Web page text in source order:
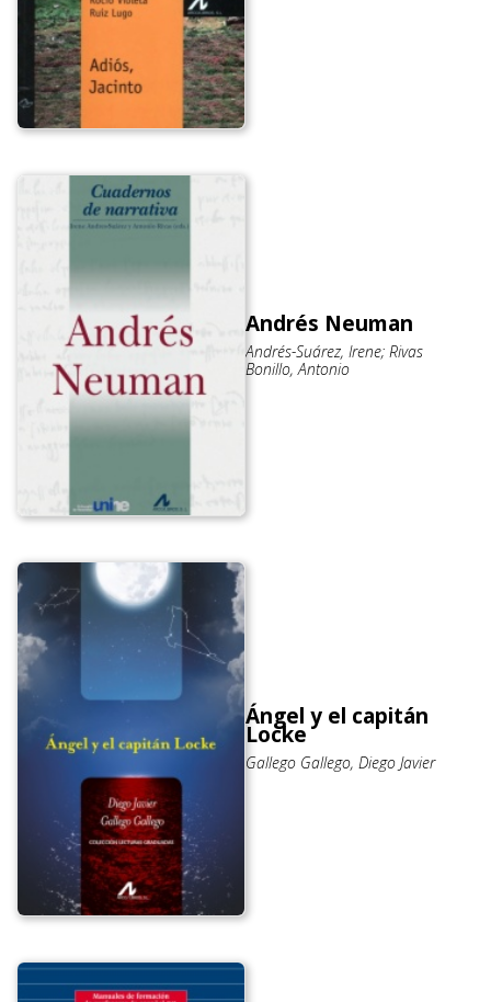
Andrés Neuman
Andrés-Suárez, Irene; Rivas
Bonillo, Antonio
Ángel y el capitán
Locke
Gallego Gallego, Diego Javier